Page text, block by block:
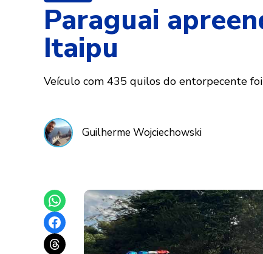
Paraguai
Itaipu
Veículo com 435 quilos do entorpecente
Guilherme Wojciechowski
Share on WhatsApp
Share on Facebook
Share on Threads